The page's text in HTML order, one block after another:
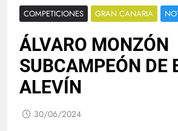
COMPETICIONES GRAN CANARIA
ÁLVARO MONZÓN
SUBCAMPEÓN DE
ALEVÍN
30/06/2024